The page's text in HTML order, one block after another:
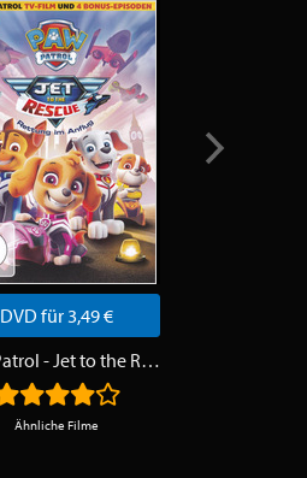
DVD für 3,49 €
Paw Patrol - Jet to the Rescue
Ähnliche Filme